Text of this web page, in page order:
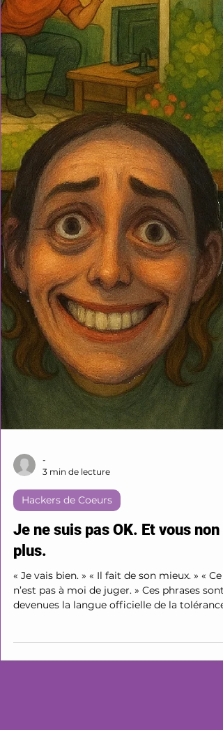
-
3 min de lecture
Hackers de Coeurs
Je ne suis pas OK. Et vous non
plus.
« Je vais bien. » « Il fait de son mieux. » « Ce
bienveillance généralisée, c’est souvent la